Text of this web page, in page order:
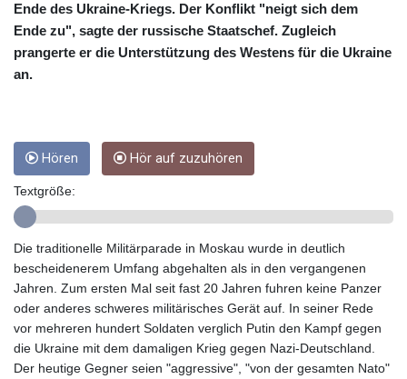
EGP 49.555853
ERN 15
ETB 160.000358
GIP 0.740916
GNF
8775.000355
GTQ 7.628986
GYD 209.187745
HKD 7.84315
HNL 26.880388
HRK 6.518804
Ende des Ukraine-Kriegs. Der Konflikt "neigt sich dem
Ende zu", sagte der russische Staatschef. Zugleich
prangerte er die Unterstützung des Westens für die Ukraine
an.
Hören Hör auf zuzuhören
Textgröße:
Die traditionelle Militärparade in Moskau wurde in deutlich
bescheidenerem Umfang abgehalten als in den vergangenen
Jahren. Zum ersten Mal seit fast 20 Jahren fuhren keine Panzer
oder anderes schweres militärisches Gerät auf. In seiner Rede
vor mehreren hundert Soldaten verglich Putin den Kampf gegen
die Ukraine mit dem damaligen Krieg gegen Nazi-Deutschland.
Der heutige Gegner seien "aggressive", "von der gesamten Nato"